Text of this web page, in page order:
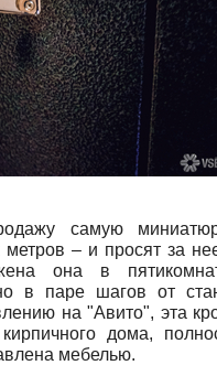
самую
метров – и просят за
она в
в паре шагов от
на "Авито", эта
дома,
мебелью.